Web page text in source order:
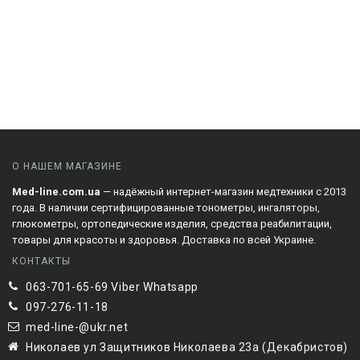
О НАШЕМ МАГАЗИНЕ
Med-line.com.ua — надёжный интернет-магазин медтехники с 2013
года. В наличии сертифицированные тонометры, ингаляторы,
глюкометры, ортопедические изделия, средства реабилитации,
товары для красоты и здоровья. Доставка по всей Украине.
КОНТАКТЫ
063-701-65-69 Viber Whatsapp
097-276-11-18
med-line-@ukr.net
Николаев ул Защитников Николаева 23а (Декабристов)